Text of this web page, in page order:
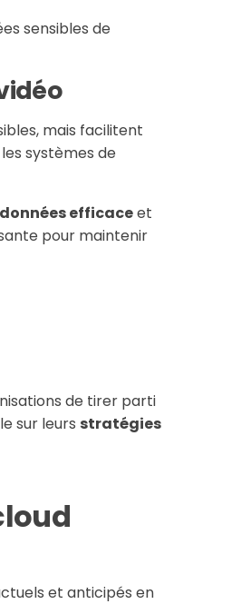
sensibles de
mais facilitent
systèmes de
efficaceet
pour maintenir
de tirer parti
sur leurs stratégies
et anticipés en